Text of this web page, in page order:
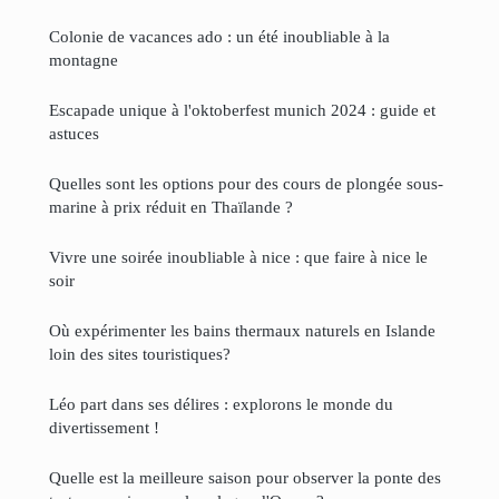
Colonie de vacances ado : un été inoubliable à la
montagne
Escapade unique à l'oktoberfest munich 2024 : guide et
astuces
Quelles sont les options pour des cours de plongée sous-
marine à prix réduit en Thaïlande ?
Vivre une soirée inoubliable à nice : que faire à nice le
soir
Où expérimenter les bains thermaux naturels en Islande
loin des sites touristiques?
Léo part dans ses délires : explorons le monde du
divertissement !
Quelle est la meilleure saison pour observer la ponte des